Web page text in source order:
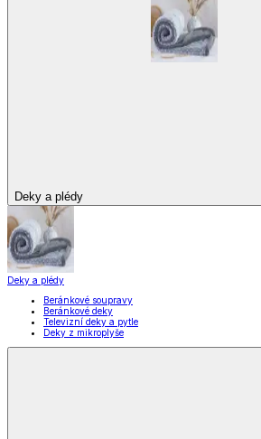
Deky a plédy
Deky a plédy
Beránkové soupravy
Beránkové deky
Televizní deky a pytle
Deky z mikroplyše